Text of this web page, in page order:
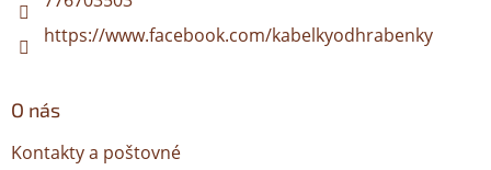
https://www.facebook.com/kabelkyodhrabenky
O nás
Kontakty a poštovné